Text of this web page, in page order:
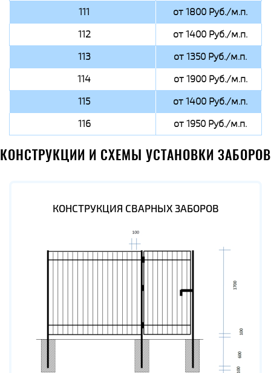
111
от 1800 Руб./м.п.
112
от 1400 Руб./м.п.
113
от 1350 Руб./м.п.
114
от 1900 Руб./м.п.
115
от 1400 Руб./м.п.
116
от 1950 Руб./м.п.
КОНСТРУКЦИИ И СХЕМЫ УСТАНОВКИ ЗАБОРОВ
КОНСТРУКЦИЯ СВАРНЫХ ЗАБОРОВ